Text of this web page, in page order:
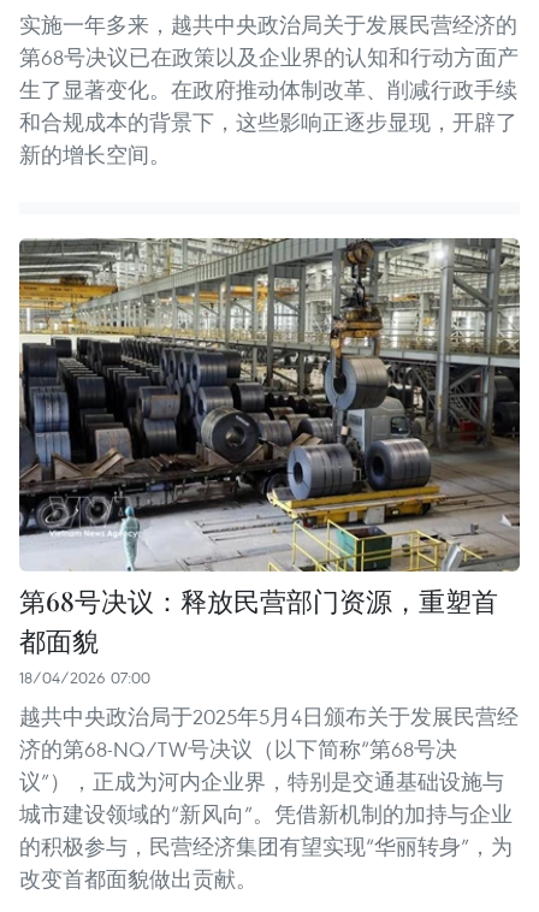
实施一年多来，越共中央政治局关于发展民营经济的
第68号决议已在政策以及企业界的认知和行动方面产
生了显著变化。在政府推动体制改革、削减行政手续
和合规成本的背景下，这些影响正逐步显现，开辟了
新的增长空间。
第68号决议：释放民营部门资源，重塑首
都面貌
18/04/2026 07:00
越共中央政治局于2025年5月4日颁布关于发展民营经
济的第68-NQ/TW号决议（以下简称“第68号决
议”），正成为河内企业界，特别是交通基础设施与
城市建设领域的“新风向”。凭借新机制的加持与企业
的积极参与，民营经济集团有望实现“华丽转身”，为
改变首都面貌做出贡献。